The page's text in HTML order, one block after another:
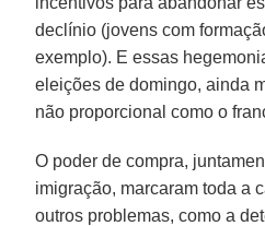
declínio (jovens com
exemplo). E essas
eleições de domingo, ainda
não proporcional como o
O poder de compra,
imigração, marcaram toda a
outros problemas, como a